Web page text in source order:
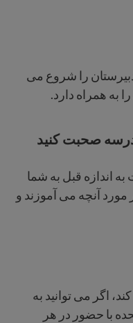
حدود 14 سالگی دبیرستان را شروع می
به همراه دارد.
صحبت کنید
اندازه قبل به شما
مورد آنچه می آموزند و
اگر می توانید به
با حضور در هر